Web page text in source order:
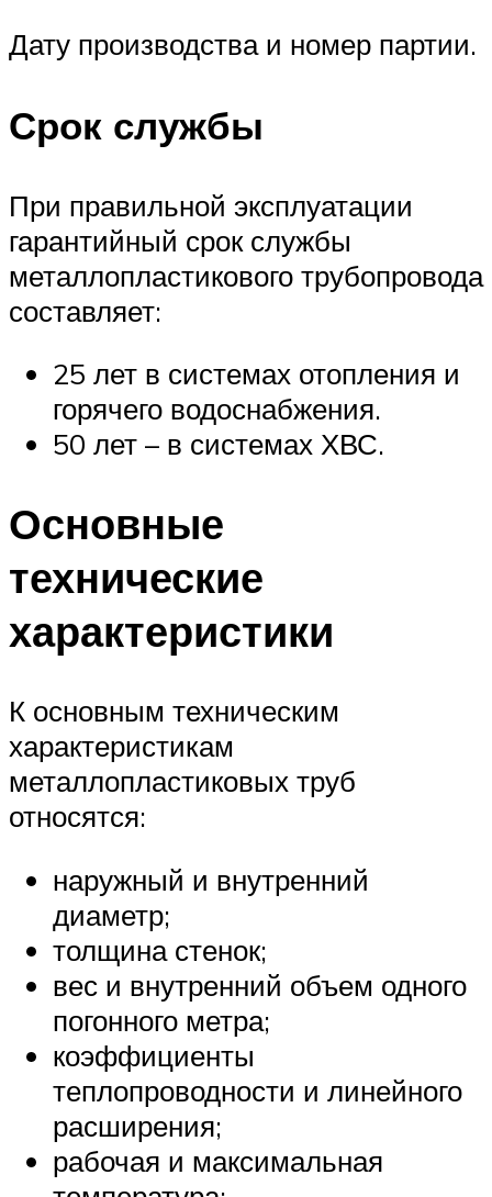
Дату производства и номер партии.
Срок службы
При правильной эксплуатации
гарантийный срок службы
металлопластикового трубопровода
составляет:
25 лет в системах отопления и
горячего водоснабжения.
50 лет – в системах ХВС.
Основные
технические
характеристики
К основным техническим
характеристикам
металлопластиковых труб
относятся:
наружный и внутренний
диаметр;
толщина стенок;
вес и внутренний объем одного
погонного метра;
коэффициенты
теплопроводности и линейного
расширения;
рабочая и максимальная